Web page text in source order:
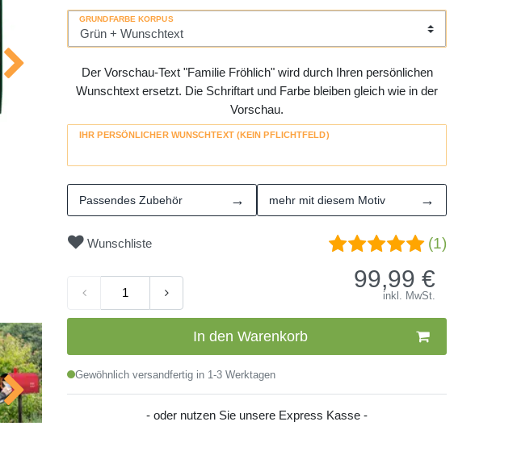
GRUNDFARBE KORPUS
Der Vorschau-Text "Familie Fröhlich" wird durch Ihren persönlichen
Wunschtext ersetzt. Die Schriftart und Farbe bleiben gleich wie in der
Vorschau.
IHR PERSÖNLICHER WUNSCHTEXT (KEIN PFLICHTFELD)
Passendes Zubehör → mehr mit diesem Motiv →
Wunschliste (1)
99,99 €
inkl. MwSt.
In den Warenkorb
Gewöhnlich versandfertig in 1-3 Werktagen
- oder nutzen Sie unsere Express Kasse -